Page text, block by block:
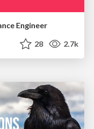
Engineer
28 2.7k